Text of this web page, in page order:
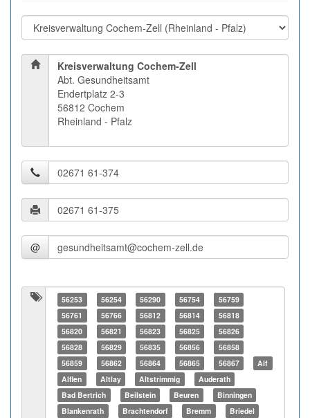
Kreisverwaltung Cochem-Zell
Abt. Gesundheitsamt
Endertplatz 2-3
56812 Cochem
Rheinland - Pfalz
@
56253 56254 56290 56754
56759
56761
56766 56812 56814
56818
56820
56821 56823 56825
56826
56828
56829 56835 56856
56858
56859
56862 56864 56865 56867
Alf
Alflen
Altlay Altstrimmig
Auderath
Bad Bertrich
Beilstein Beuren
Binningen
Blankenrath
Brachtendorf Bremm Briedel